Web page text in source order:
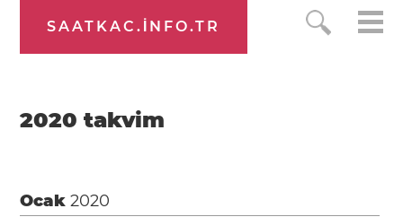
SAATKAC.INFO.TR
2020 takvim
Ocak2020